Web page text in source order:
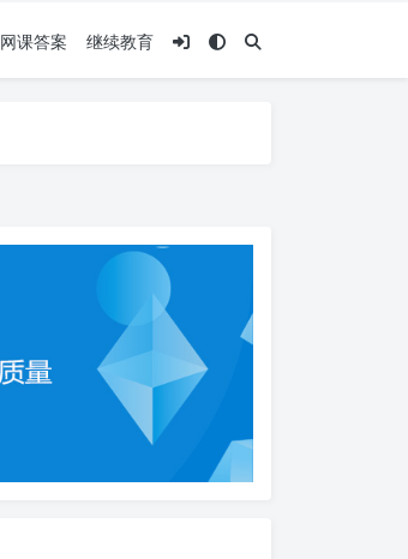
网课答案 继续教育